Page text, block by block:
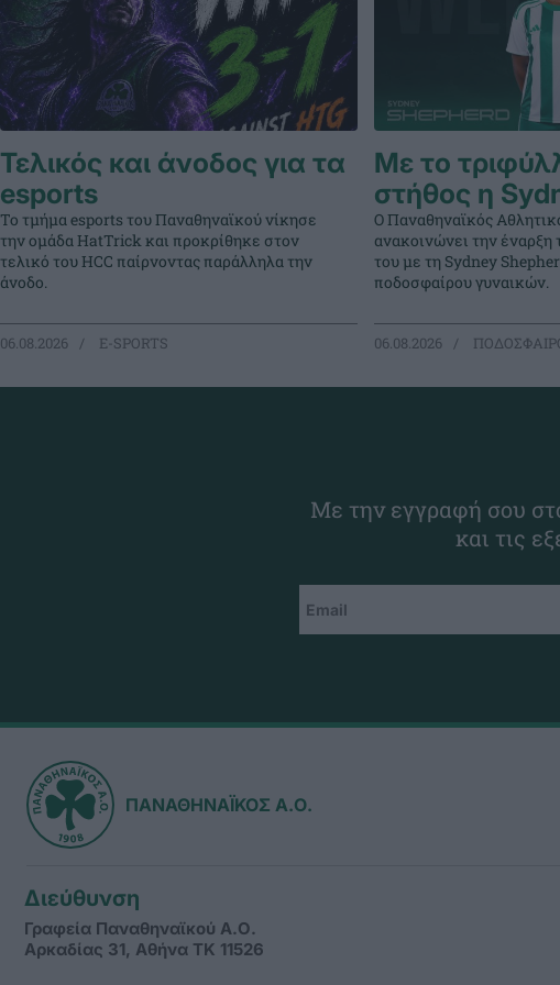
Τελικός και άνοδος για τα
esports
Το τμήμα esports του Παναθηναϊκού νίκησε
την ομάδα HatTrick και προκρίθηκε στον
τελικό του HCC παίρνοντας παράλληλα την
άνοδο.
06.08.2026 E-SPORTS
Με το
στήθος η
Ο Παναθηναϊκός
ανακοινώνει την έναρξη
του με τη Sydney
ποδοσφαίρου γυναικών.
06.08.2026
Με την εγγραφή σου
και τις
ΠΑΝΑΘΗΝΑΪΚΟΣ Α.Ο.
Διεύθυνση
Γραφεία Παναθηναϊκού Α.Ο.
Αρκαδίας 31, Αθήνα ΤΚ 11526